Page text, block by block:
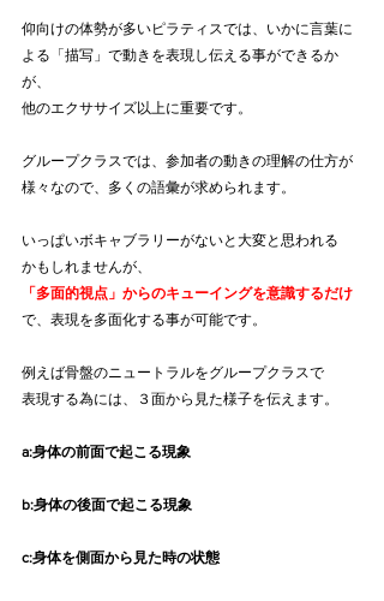
仰向けの体勢が多いピラティスでは、いかに言葉に
よる「描写」で動きを表現し伝える事ができるか
が、
他のエクササイズ以上に重要です。
グループクラスでは、参加者の動きの理解の仕方が
様々なので、多くの語彙が求められます。
いっぱいボキャブラリーがないと大変と思われる
かもしれませんが、
「多面的視点」からのキューイングを意識するだけ
で、表現を多面化する事が可能です。
例えば骨盤のニュートラルをグループクラスで
表現する為には、３面から見た様子を伝えます。
a:身体の前面で起こる現象
b:身体の後面で起こる現象
c:身体を側面から見た時の状態